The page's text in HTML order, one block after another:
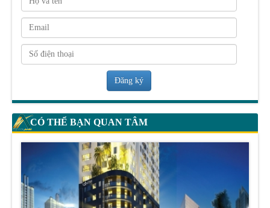
Đăng ký
CÓ THỂ BẠN QUAN TÂM